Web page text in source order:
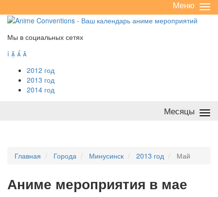
/
Меню
Мы в социальных сетях
   
2012 год
2013 год
2014 год
Месяцы
Главная Города Минусинск 2013 год Май
Аниме мероприятия в мае